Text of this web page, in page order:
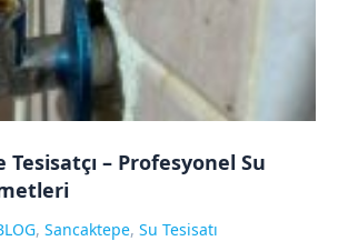
Tesisatçı – Profesyonel Su
, Sancaktepe, Su Tesisatı